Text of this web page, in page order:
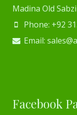
Madina Old
Phone: +92
Email:
Facebook